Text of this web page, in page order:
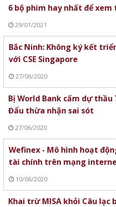
6 bộ phim hay nhất để xem
29/01/2021
Bắc Ninh: Không ký kết
với CSE Singapore
27/06/2020
Bị World Bank cấm dự thầu
Đẩu thừa nhận sai sót
27/06/2020
Wefinex - Mô hình hoạt
tài chính trên mạng
10/06/2020
Khai trừ MISA khỏi Câu lạc